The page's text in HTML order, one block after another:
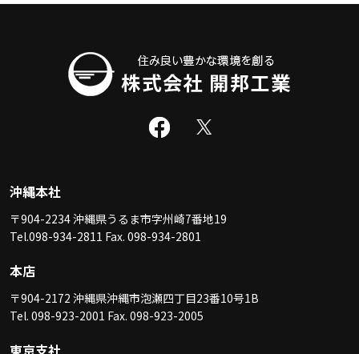
沖縄本社
〒904-2234 沖縄県うるま市字州崎7番地19
Tel.098-934-2811 Fax. 098-934-2801
本店
〒904-2172 沖縄県沖縄市泡瀬四丁目23番10号1B
Tel. 098-923-2001 Fax. 098-923-2005
東京支社